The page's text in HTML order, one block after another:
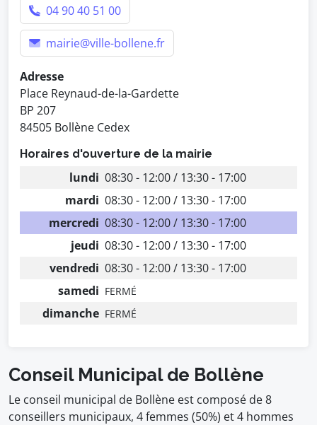
04 90 40 51 00
mairie@ville-bollene.fr
Adresse
Place Reynaud-de-la-Gardette
BP 207
84505 Bollène Cedex
Horaires d'ouverture de la mairie
lundi 08:30 - 12:00 / 13:30 - 17:00
mardi 08:30 - 12:00 / 13:30 - 17:00
mercredi 08:30 - 12:00 / 13:30 - 17:00
jeudi 08:30 - 12:00 / 13:30 - 17:00
vendredi 08:30 - 12:00 / 13:30 - 17:00
samedi FERMÉ
dimanche FERMÉ
Conseil Municipal de Bollène
Le conseil municipal de Bollène est composé de 8
conseillers municipaux, 4 femmes (50%) et 4 hommes